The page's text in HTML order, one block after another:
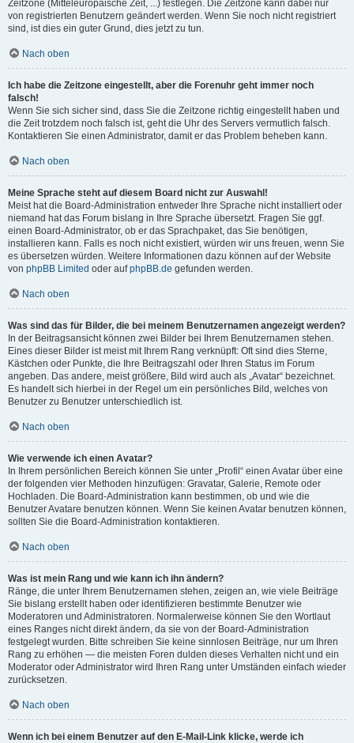
Zeitzone (Mitteleuropäische Zeit, ...) festlegen. Die Zeitzone kann dabei nur
von registrierten Benutzern geändert werden. Wenn Sie noch nicht registriert
sind, ist dies ein guter Grund, dies jetzt zu tun.
Nach oben
Ich habe die Zeitzone eingestellt, aber die Forenuhr geht immer noch
falsch!
Wenn Sie sich sicher sind, dass Sie die Zeitzone richtig eingestellt haben und
die Zeit trotzdem noch falsch ist, geht die Uhr des Servers vermutlich falsch.
Kontaktieren Sie einen Administrator, damit er das Problem beheben kann.
Nach oben
Meine Sprache steht auf diesem Board nicht zur Auswahl!
Meist hat die Board-Administration entweder Ihre Sprache nicht installiert oder
niemand hat das Forum bislang in Ihre Sprache übersetzt. Fragen Sie ggf.
einen Board-Administrator, ob er das Sprachpaket, das Sie benötigen,
installieren kann. Falls es noch nicht existiert, würden wir uns freuen, wenn Sie
es übersetzen würden. Weitere Informationen dazu können auf der Website
von phpBB Limited oder aufphpBB.de gefunden werden.
Nach oben
Was sind das für Bilder, die bei meinem Benutzernamen angezeigt werden?
In der Beitragsansicht können zwei Bilder bei Ihrem Benutzernamen stehen.
Eines dieser Bilder ist meist mit Ihrem Rang verknüpft: Oft sind dies Sterne,
Kästchen oder Punkte, die Ihre Beitragszahl oder Ihren Status im Forum
angeben. Das andere, meist größere, Bild wird auch als „Avatar“ bezeichnet.
Es handelt sich hierbei in der Regel um ein persönliches Bild, welches von
Benutzer zu Benutzer unterschiedlich ist.
Nach oben
Wie verwende ich einen Avatar?
In Ihrem persönlichen Bereich können Sie unter „Profil“ einen Avatar über eine
der folgenden vier Methoden hinzufügen: Gravatar, Galerie, Remote oder
Hochladen. Die Board-Administration kann bestimmen, ob und wie die
Benutzer Avatare benutzen können. Wenn Sie keinen Avatar benutzen können,
sollten Sie die Board-Administration kontaktieren.
Nach oben
Was ist mein Rang und wie kann ich ihn ändern?
Ränge, die unter Ihrem Benutzernamen stehen, zeigen an, wie viele Beiträge
Sie bislang erstellt haben oder identifizieren bestimmte Benutzer wie
Moderatoren und Administratoren. Normalerweise können Sie den Wortlaut
eines Ranges nicht direkt ändern, da sie von der Board-Administration
festgelegt wurden. Bitte schreiben Sie keine sinnlosen Beiträge, nur um Ihren
Rang zu erhöhen — die meisten Foren dulden dieses Verhalten nicht und ein
Moderator oder Administrator wird Ihren Rang unter Umständen einfach wieder
zurücksetzen.
Nach oben
Wenn ich bei einem Benutzer auf den E-Mail-Link klicke, werde ich